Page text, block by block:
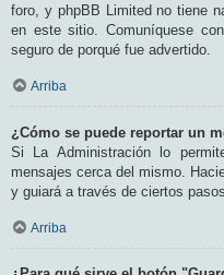
foro, y phpBB Limited no tiene
en este sitio. Comuníquese
seguro de porqué fue advertido.
Arriba
¿Cómo se puede reportar un
Si La Administración lo
mensajes cerca del mismo.
y guiará a través de ciertos
Arriba